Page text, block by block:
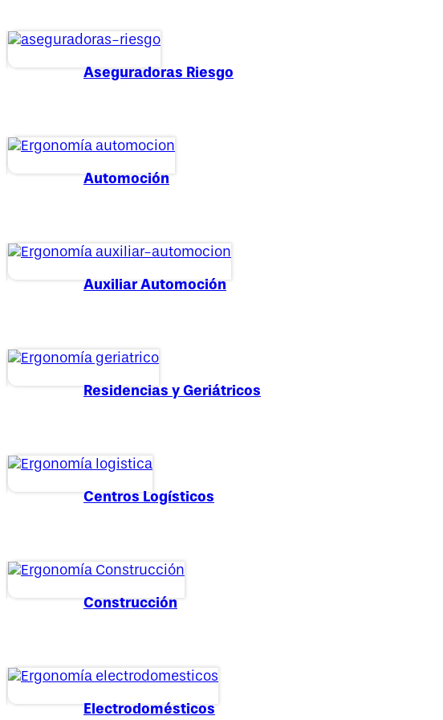
Aseguradoras Riesgo
Automoción
Auxiliar Automoción
Residencias y Geriátricos
Centros Logísticos
Construcción
Electrodomésticos